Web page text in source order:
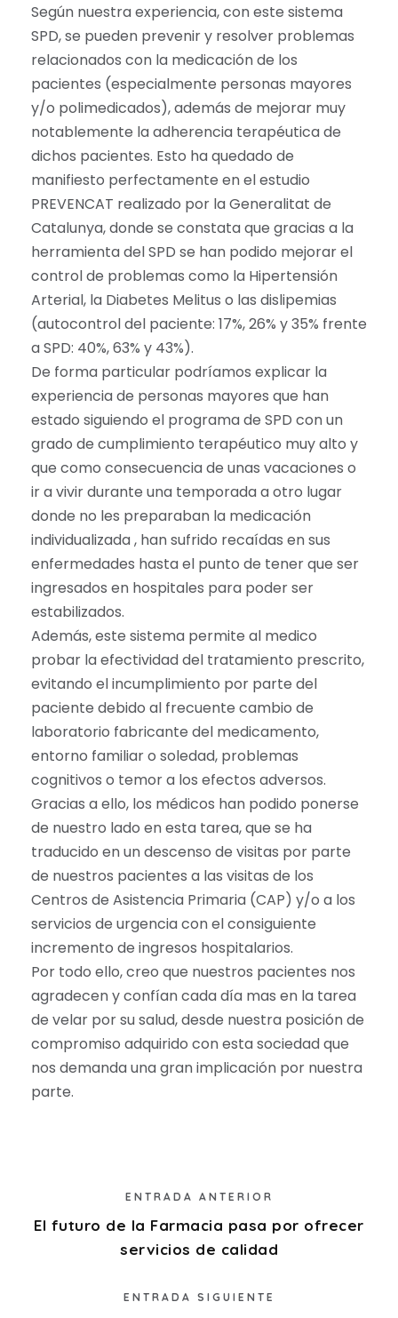
Según nuestra experiencia, con este sistema
SPD, se pueden prevenir y resolver problemas
relacionados con la medicación de los
pacientes (especialmente personas mayores
y/o polimedicados), además de mejorar muy
notablemente la adherencia terapéutica de
dichos pacientes. Esto ha quedado de
manifiesto perfectamente en el estudio
PREVENCAT realizado por la Generalitat de
Catalunya, donde se constata que gracias a la
herramienta del SPD se han podido mejorar el
control de problemas como la Hipertensión
Arterial, la Diabetes Melitus o las dislipemias
(autocontrol del paciente: 17%, 26% y 35% frente
a SPD: 40%, 63% y 43%).
De forma particular podríamos explicar la
experiencia de personas mayores que han
estado siguiendo el programa de SPD con un
grado de cumplimiento terapéutico muy alto y
que como consecuencia de unas vacaciones o
ir a vivir durante una temporada a otro lugar
donde no les preparaban la medicación
individualizada , han sufrido recaídas en sus
enfermedades hasta el punto de tener que ser
ingresados en hospitales para poder ser
estabilizados.
Además, este sistema permite al medico
probar la efectividad del tratamiento prescrito,
evitando el incumplimiento por parte del
paciente debido al frecuente cambio de
laboratorio fabricante del medicamento,
entorno familiar o soledad, problemas
cognitivos o temor a los efectos adversos.
Gracias a ello, los médicos han podido ponerse
de nuestro lado en esta tarea, que se ha
traducido en un descenso de visitas por parte
de nuestros pacientes a las visitas de los
Centros de Asistencia Primaria (CAP) y/o a los
servicios de urgencia con el consiguiente
incremento de ingresos hospitalarios.
Por todo ello, creo que nuestros pacientes nos
agradecen y confían cada día mas en la tarea
de velar por su salud, desde nuestra posición de
compromiso adquirido con esta sociedad que
nos demanda una gran implicación por nuestra
parte.
ENTRADA ANTERIOR
El futuro de la Farmacia pasa por ofrecer
servicios de calidad
ENTRADA SIGUIENTE